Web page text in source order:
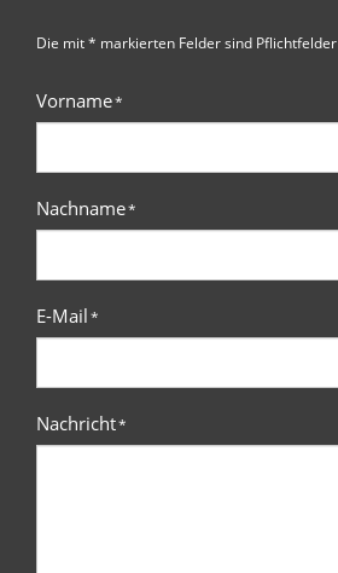
Die mit * markierten Felder sind Pflichtfelder
Vorname*
Nachname*
E-Mail*
Nachricht*